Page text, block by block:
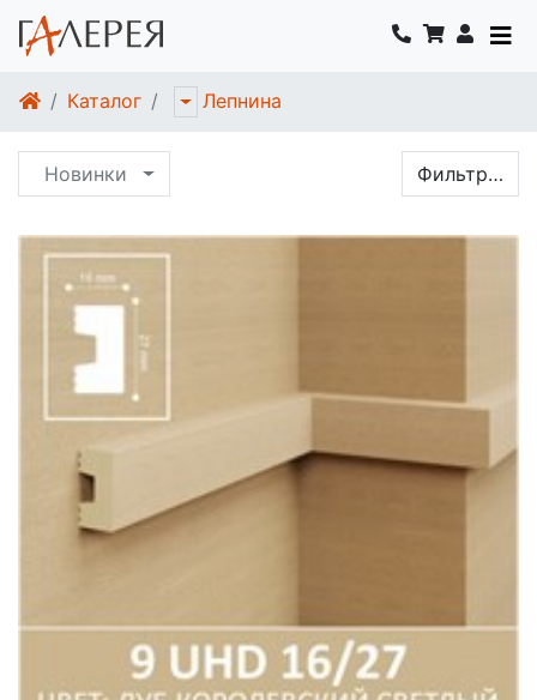
Каталог Лепнина
Новинки Фильтр…